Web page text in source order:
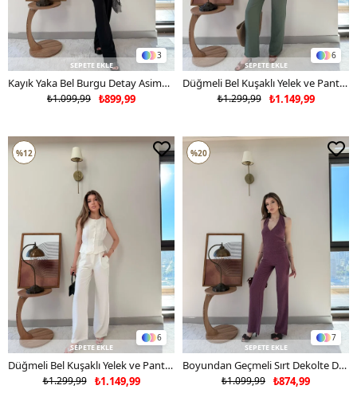
3
SEPETE EKLE
Kayık Yaka Bel Burgu Detay Asimetrik Bluz ve Pantolonlu Gofre İkili Takım Siyah 2335
₺899,99
₺1.099,99
6
SEPETE EKLE
Düğmeli Bel Kuşaklı Yelek ve Pantolonlu Keten İkili Takım Haki 2219
₺1.149,99
₺1.299,99
6
SEPETE EKLE
Düğmeli Bel Kuşaklı Yelek ve Pantolonlu Keten İkili Takım Beyaz 2219
₺1.149,99
₺1.299,99
%12
7
SEPETE EKLE
Boyundan Geçmeli Sırt Dekolte Detay Bluz ve Pantolonlu Gofre İkili Takım Mürdüm 2325
₺874,99
₺1.099,99
%20